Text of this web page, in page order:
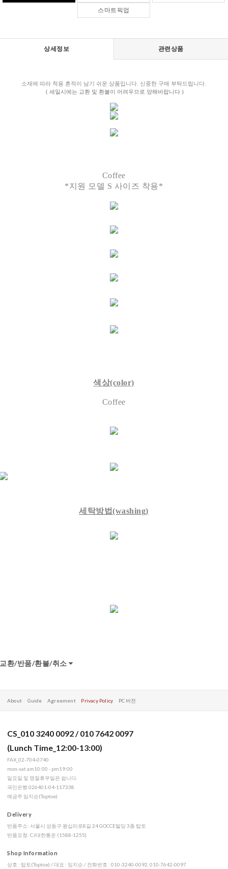
스마트픽업
상세정보 관련상품
소재에 따라 착용 흔적이 남기 쉬운 상품입니다. 신중한 구매 부탁드립니다.
( 세일시에는 교환 및 환불이 어려우므로 양해바랍니다 )
Coffee
*지원 모델 S 사이즈 착용*
색상(color)
Coffee
세탁방법(washing)
교환/반품/환불/취소
About Guide Agreement Privacy Policy PC 버전
CS_010 3240 0092 / 010 7642 0097
(Lunch Time_12:00-13:00)
FAX_02-704-0740
mon-sat am10:00 - pm19:00
일요일 및 명절휴무일은 쉽니다.
국민은행 026401-04-117338
예금주 임지순(Toptoe)
Delivery
반품주소: 서울시 성동구 왕십리로8길 24 GOCCE빌딩 3층 탑토
반품요청: CJ대한통운 (1588-1255)
Shop Information
상호 : 탑토(Toptoe) / 대표 : 임지순 / 전화번호 : 010-3240-0092, 010-7642-0097